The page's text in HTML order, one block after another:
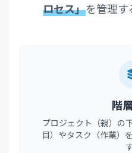
ロセス」を管理す
階
プロジェクト（親）の
目）やタスク（作業）